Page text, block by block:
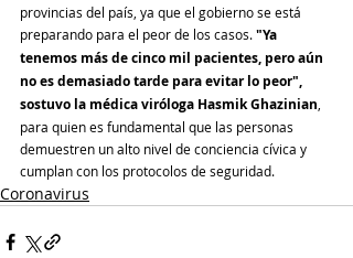
provincias del país, ya que el gobierno se está
preparando para el peor de los casos. "Ya
tenemos más de cinco mil pacientes, pero aún
no es demasiado tarde para evitar lo peor",
sostuvo la médica viróloga Hasmik Ghazinian
para quien es fundamental que las personas
demuestren un alto nivel de conciencia cívica y
cumplan con los protocolos de seguridad.
Coronavirus